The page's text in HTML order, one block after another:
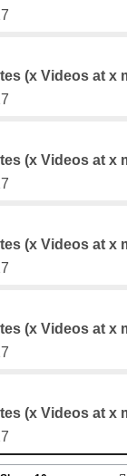
(x Videos at x
(x Videos at x
(x Videos at x
(x Videos at x
(x Videos at x